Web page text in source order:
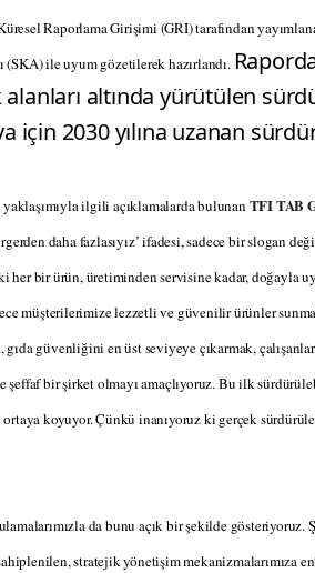
Raporlama Girişimi (GRI) tarafından
ile uyum gözetilerek hazırlandı.
alanları altında yürütülen
için 2030 yılına uzanan
ilgili açıklamalarda bulunan TFI TAB
daha fazlasıyız’ ifadesi, sadece bir slogan
her bir ürün, üretiminden servisine kadar,
müşterilerimize lezzetli ve güvenilir ürünler
güvenliğini en üst seviyeye çıkarmak,
bir şirket olmayı amaçlıyoruz. Bu ilk
koyuyor. Çünkü inanıyoruz ki gerçek
da bunu açık bir şekilde
stratejik yönetişim mekanizmalarımıza